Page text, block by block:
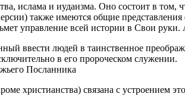
ислама и иудаизма. Оно состоит в
также имеются общие
управление всей истории в Свои руки.
ввести людей в таинственное
в его пророческом служении.
Посланника
христианства) связана с устроением